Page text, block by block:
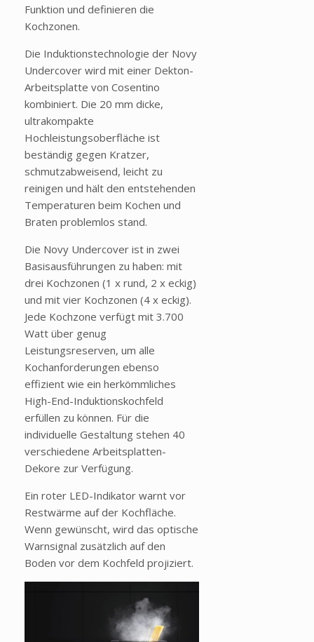
Funktion und definieren die
Kochzonen.
Die Induktionstechnologie der Novy
Undercover wird mit einer Dekton-
Arbeitsplatte von Cosentino
kombiniert. Die 20 mm dicke,
ultrakompakte
Hochleistungsoberfläche ist
beständig gegen Kratzer,
schmutzabweisend, leicht zu
reinigen und hält den entstehenden
Temperaturen beim Kochen und
Braten problemlos stand.
Die Novy Undercover ist in zwei
Basisausführungen zu haben: mit
drei Kochzonen (1 x rund, 2 x eckig)
und mit vier Kochzonen (4 x eckig).
Jede Kochzone verfügt mit 3.700
Watt über genug
Leistungsreserven, um alle
Kochanforderungen ebenso
effizient wie ein herkömmliches
High-End-Induktionskochfeld
erfüllen zu können. Für die
individuelle Gestaltung stehen 40
verschiedene Arbeitsplatten-
Dekore zur Verfügung.
Ein roter LED-Indikator warnt vor
Restwärme auf der Kochfläche.
Wenn gewünscht, wird das optische
Warnsignal zusätzlich auf den
Boden vor dem Kochfeld projiziert.